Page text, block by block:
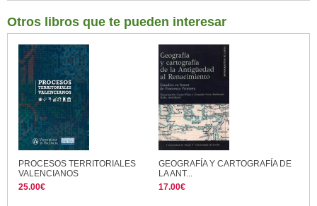
Otros libros que te pueden interesar
PROCESOS TERRITORIALES
VALENCIANOS
25.00€
GEOGRAFÍA Y CARTOGRAFÍA DE
LA ANT...
17.00€